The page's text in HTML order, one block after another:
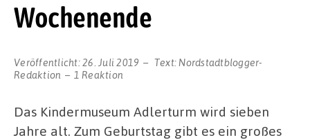
Wochenende
Veröffentlicht:26. Juli 2019 Text: Nordstadtblogger-
Redaktion
1 Reaktion
Das Kindermuseum Adlerturm wird sieben
Jahre alt. Zum Geburtstag gibt es ein großes